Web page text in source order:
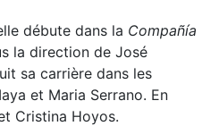
débute dans la Compañía
la direction de José
sa carrière dans les
et Maria Serrano. En
Cristina Hoyos.